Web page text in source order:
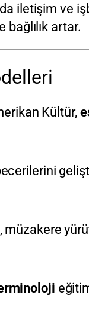
iletişim ve
bağlılık artar.
Kültür,